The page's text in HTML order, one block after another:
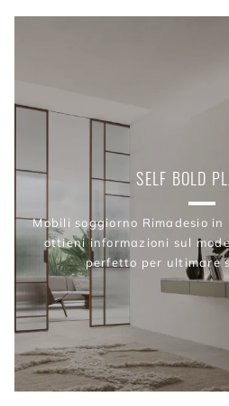
SELF BOLD
Mobili soggiorno Rimadesio in
ottieni informazioni sul
perfetto per ultimare